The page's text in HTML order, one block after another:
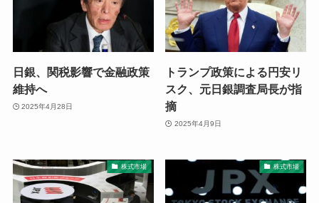
日銀、関税影響で金融政策
維持へ
2025年4月28日
トランプ政策による円安リ
スク、元日銀調査局長が指
摘
2025年4月9日
株式市場 株式市場